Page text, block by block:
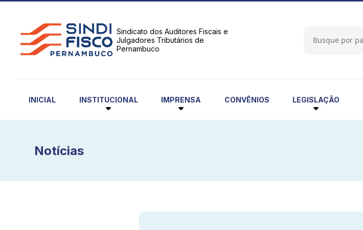
Sindicato dos Auditores Fiscais e
Julgadores Tributários de
Pernambuco
INICIAL INSTITUCIONAL IMPRENSA CONVÊNIOS LEGISLAÇÃO
Notícias